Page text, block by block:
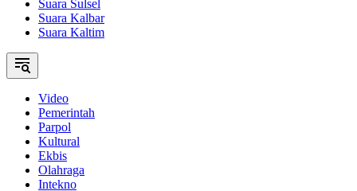
Suara Sulsel
Suara Kalbar
Suara Kaltim
Video
Pemerintah
Parpol
Kultural
Ekbis
Olahraga
Intekno